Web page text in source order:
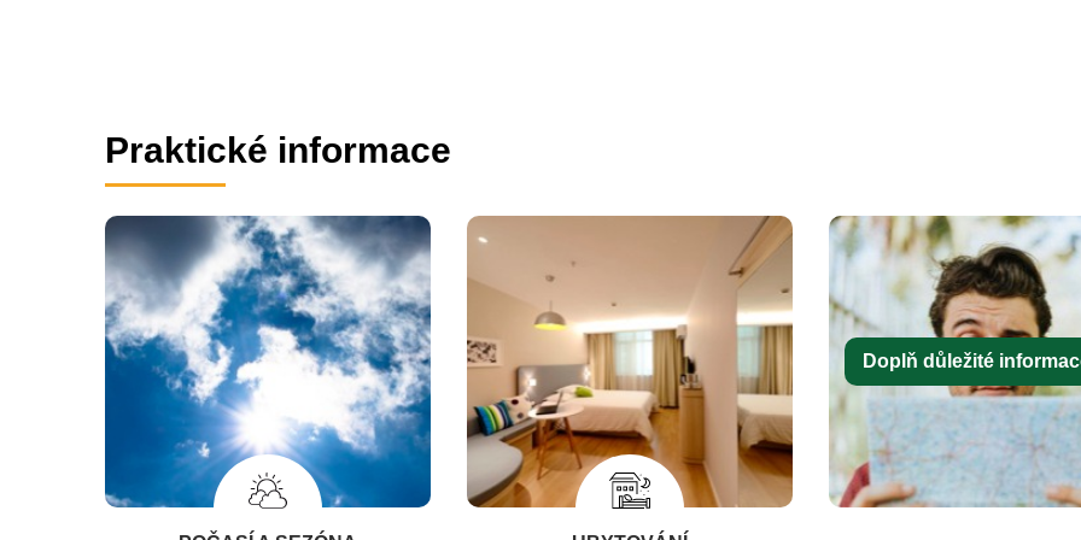
Praktické informace
Doplň důležité